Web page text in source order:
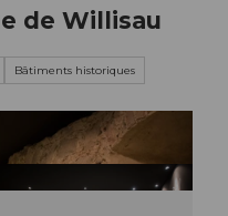
de Willisau
Bâtiments historiques